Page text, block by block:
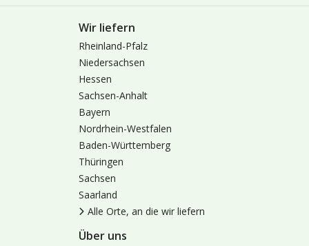
Wir liefern
Rheinland-Pfalz
Niedersachsen
Hessen
Sachsen-Anhalt
Bayern
Nordrhein-Westfalen
Baden-Württemberg
Thüringen
Sachsen
Saarland
Alle Orte, an die wir liefern
Über uns